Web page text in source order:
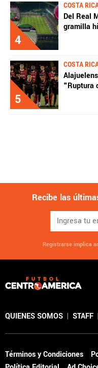
4
COSTA
Del Real
gramilla
5
COSTA
"Ruptura
Recibe las
Registrarse implica
QUIENES SOMOS | STAFF |
Términos y Condiciones